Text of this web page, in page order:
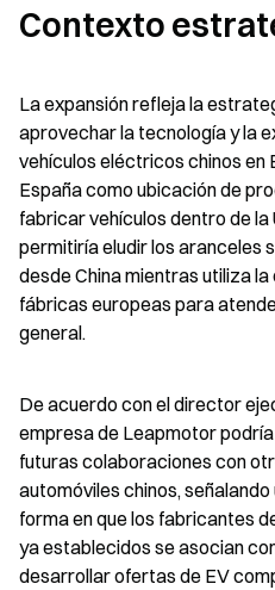
Contexto
La expansión refleja la
aprovechar la tecnología y la
vehículos eléctricos chinos en
España como ubicación de
fabricar vehículos dentro de la
permitiría eludir los aranceles
desde China mientras utiliza
fábricas europeas para
general.
De acuerdo con el director
empresa de Leapmotor
futuras colaboraciones con
automóviles chinos,
forma en que los fabricantes
ya establecidos se asocian
desarrollar ofertas de EV